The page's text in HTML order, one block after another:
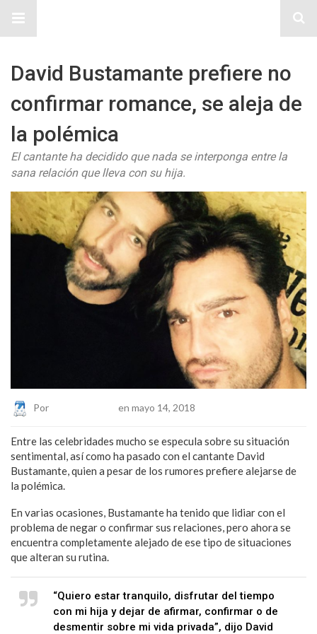
David Bustamante prefiere no
confirmar romance, se aleja de
la polémica
El cantante ha decidido que nada se interponga entre la
sana relación que lleva con su hija.
Por en mayo 14, 2018
Entre las celebridades mucho se especula sobre su situación
sentimental, así como ha pasado con el cantante David
Bustamante, quien a pesar de los rumores prefiere alejarse de
la polémica.
En varias ocasiones, Bustamante ha tenido que lidiar con el
problema de negar o confirmar sus relaciones, pero ahora se
encuentra completamente alejado de ese tipo de situaciones
que alteran su rutina.
“Quiero estar tranquilo, disfrutar del tiempo
con mi hija y dejar de afirmar, confirmar o de
desmentir sobre mi vida privada”, dijo David